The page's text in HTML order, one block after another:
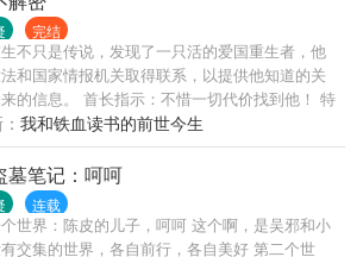
的毒贩。 “叔，你儿子跟你媳妇在大战呢，现在
能看现场。” 十分钟后，楼上赤裸的年轻男子一
，慌忙想逃，被围住。 …… 有不信邪的男人去
苏尘掐指一算：“你是逃犯！”
完结
不只是传说，发现了一只活的爱国重生者，他
和国家情报机关取得联系，以提供他知道的关
的信息。 首长指示：不惜一切代价找到他！ 特
：找到他，或者消灭他！ 一场关乎未来的间谍
此展开。 读者群1：；（欢迎入群） 微博文新
红旗
我和铁血读书的前世今生
墓笔记：呵呵
连载
世界：陈皮的儿子，呵呵 这个啊，是吴邪和小
交集的世界，各自前行，各自美好 第二个世